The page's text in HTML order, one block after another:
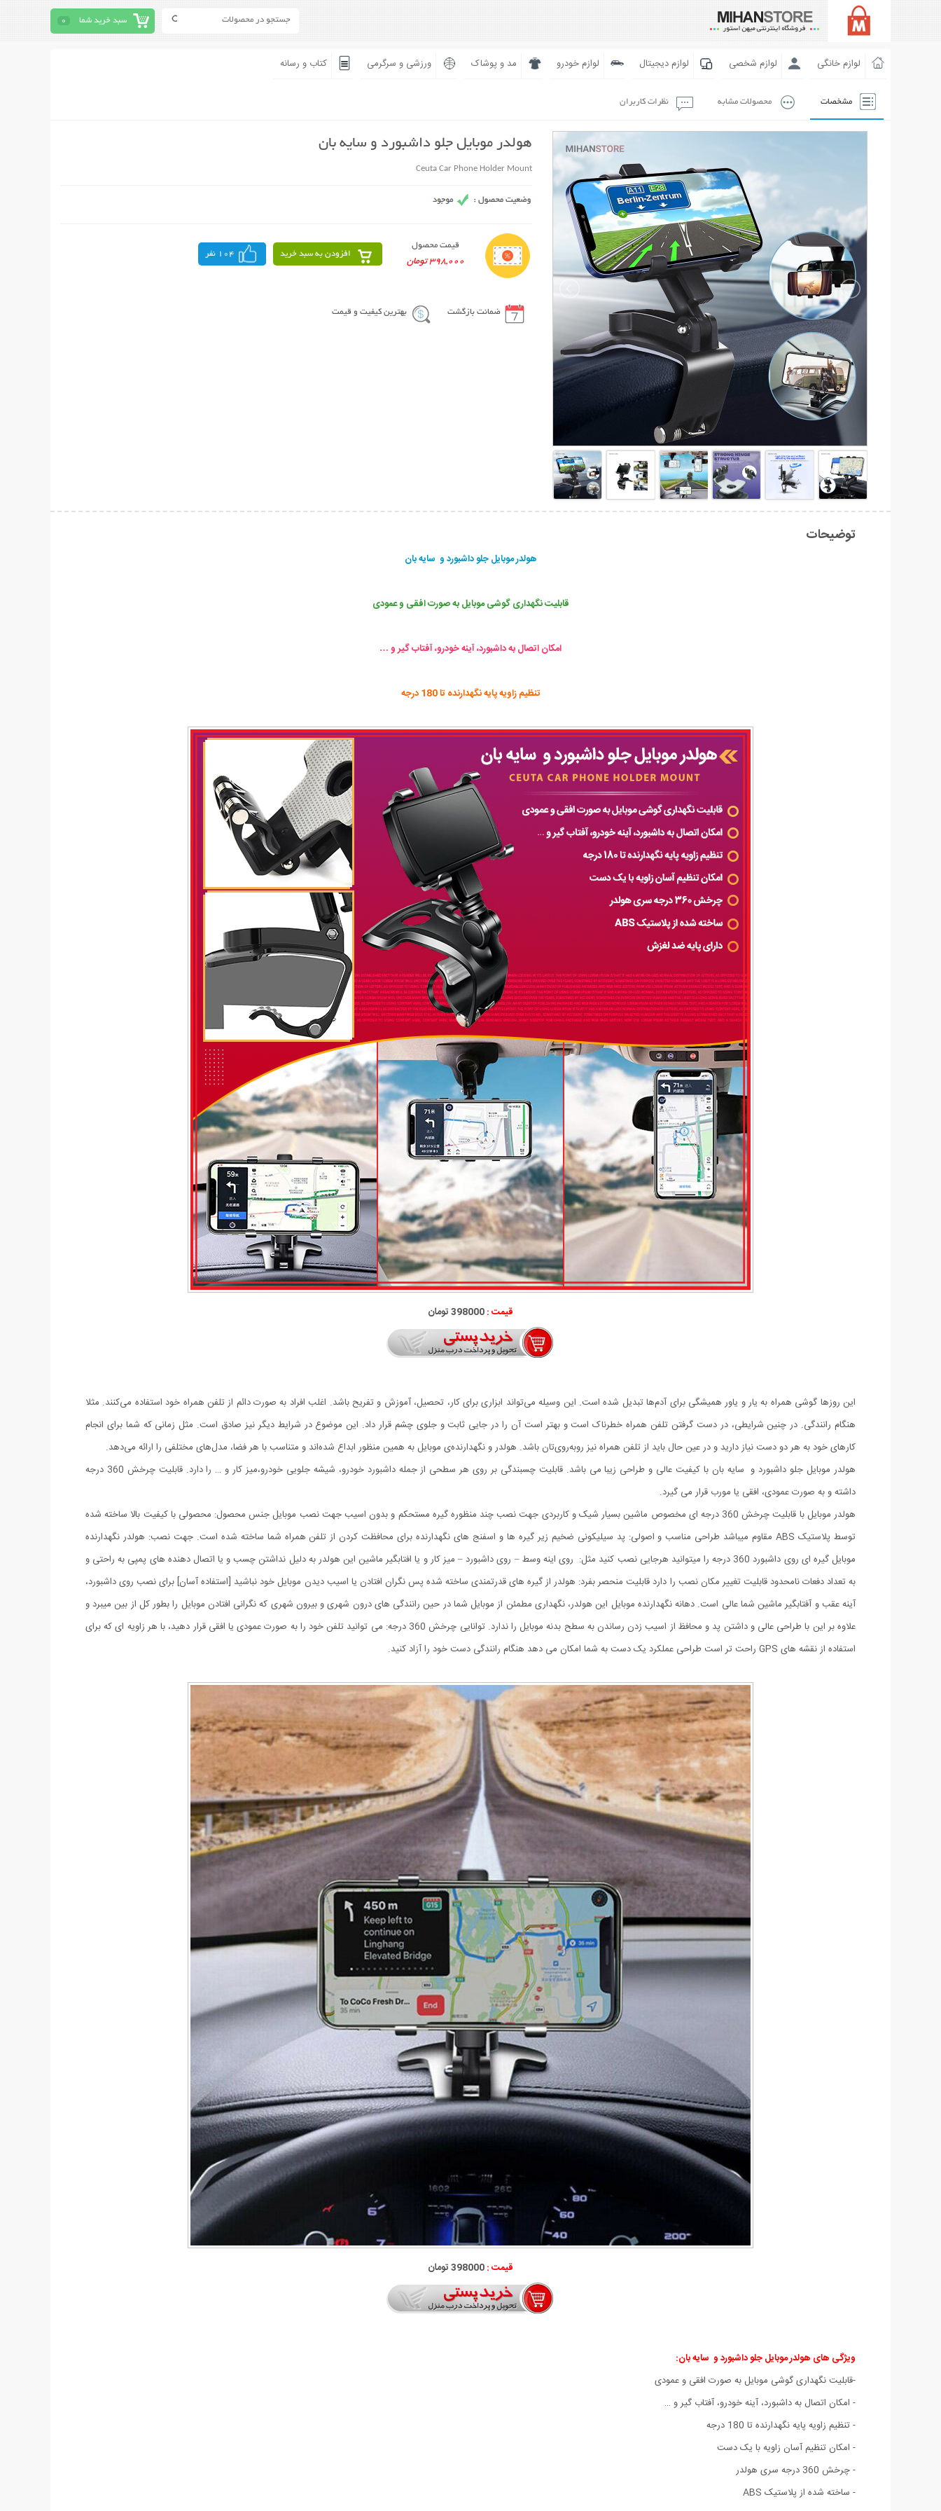
سبد خرید شما 0
لوازم خانگی لوازم شخصی لوازم دیجیتال لوازم خودرو مد و پوشاک ورزشی و سرگرمی کتاب و رسانه
مشخصات محصولات مشابه نظرات کاربران
هولدر موبایل جلو داشبورد و سایه بان
Ceuta Car Phone Holder Mount
قیمت محصول
398,000 تومان
افزودن به سبد خرید 104 نفر
ضمانت بازگشت بهترین کیفیت و قیمت
توضیحات
هولدر موبایل جلو داشبورد و سایه بان
قابلیت نگهداری گوشی موبایل به صورت افقی و عمودی
امکان اتصال به داشبورد، آینه خودرو، آفتاب گیر و …
تنظیم زاویه پایه نگهدارنده تا 180 درجه
قیمت :398000 تومان
این روزها گوشی همراه به یار و یاور همیشگی برای آدم‌ها تبدیل شده است. این وسیله می‌تواند ابزاری برای کار، تحصیل، آموزش و تفریح باشد. اغلب افراد به صورت دائم از تلفن همراه خود استفاده می‌کنند. مثلا
هنگام رانندگی. در چنین شرایطی، در دست گرفتن تلفن همراه خطرناک است و بهتر است آن را در جایی ثابت و جلوی چشم قرار داد. این موضوع در شرایط دیگر نیز صادق است. مثل زمانی که شما برای انجام
کارهای خود به هر دو دست نیاز دارید و در عین حال باید از تلفن همراه نیز روبه‌روی‌تان باشد. هولدر و نگهدارنده‌ی موبایل به همین منظور ابداع شده‌اند و متناسب با هر فضا، مدل‌های مختلفی را ارائه می‌دهد.
هولدر موبایل جلو داشبورد و سایه بان با کیفیت عالی و طراحی زیبا می باشد. قابلیت چسبندگی بر روی هر سطحی از جمله داشبورد خودرو، شیشه جلویی خودرو،میز کار و … را دارد. قابلیت چرخش 360 درجه
داشته و به صورت عمودی، افقی یا مورب قرار می گیرد.
هولدر موبایل با قابلیت چرخش 360 درجه ای مخصوص ماشین بسیار شیک و کاربردی جهت نصب چند منظوره گیره مستحکم و بدون اسیب جهت نصب موبایل جنس محصول: محصولی با کیفیت بالا ساخته شده
توسط پلاستیک ABS مقاوم میباشد طراحی مناسب و اصولی: پد سیلیکونی ضخیم زیر گیره ها و اسفنج های نگهدارنده برای محافظت کردن از تلفن همراه شما ساخته شده است. جهت نصب: هولدر نگهدارنده
موبایل گیره ای روی داشبورد 360 درجه را میتوانید هرجایی نصب کنید مثل: روی اینه وسط – روی داشبورد – میز کار و یا افتابگیر ماشین این هولدر به دلیل نداشتن چسب و یا اتصال دهنده های پمپی به راحتی و
به تعداد دفعات نامحدود قابلیت تغییر مکان نصب را دارد قابلیت منحصر بفرد: هولدر از گیره های قدرتمندی ساخته شده پس نگران افتادن یا اسیب دیدن موبایل خود نباشید [استفاده آسان] برای نصب روی داشبورد،
آینه عقب و آفتابگیر ماشین شما عالی است. دهانه نگهدارنده موبایل این هولدر، نگهداری مطمئن از موبایل شما در حین رانندگی های درون شهری و بیرون شهری که نگرانی افتادن موبایل را بطور کل از بین میبرد و
علاوه بر این با طراحی عالی و داشتن پد و محافظ از اسیب زدن رساندن به سطح بدنه موبایل را ندارد. توانایی چرخش 360 درجه: می توانید تلفن خود را به صورت عمودی یا افقی قرار دهید، با هر زاویه ای که برای
استفاده از نقشه های GPS راحت تر است طراحی عملکرد یک دست به شما امکان می دهد هنگام رانندگی دست خود را آزاد کنید.
قیمت :398000 تومان
ویژگی های هولدر موبایل جلو داشبورد و سایه بان:
-قابلیت نگهداری گوشی موبایل به صورت افقی و عمودی
- امکان اتصال به داشبورد، آینه خودرو، آفتاب گیر و …
- تنظیم زاویه پایه نگهدارنده تا 180 درجه
- امکان تنظیم آسان زاویه با یک دست
- چرخش 360 درجه سری هولدر
- ساخته شده از پلاستیک ABS